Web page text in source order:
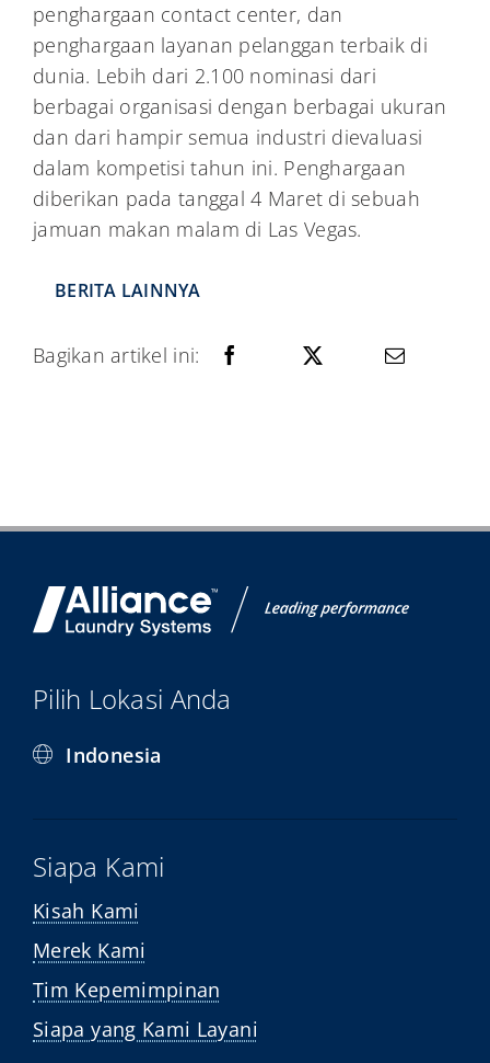
penghargaan contact center, dan
penghargaan layanan pelanggan terbaik di
dunia. Lebih dari 2.100 nominasi dari
berbagai organisasi dengan berbagai ukuran
dan dari hampir semua industri dievaluasi
dalam kompetisi tahun ini. Penghargaan
diberikan pada tanggal 4 Maret di sebuah
jamuan makan malam di Las Vegas.
BERITA LAINNYA
Bagikan artikel ini:
Pilih Lokasi Anda
Indonesia
Siapa Kami
Kisah Kami
Merek Kami
Tim Kepemimpinan
Siapa yang Kami Layani